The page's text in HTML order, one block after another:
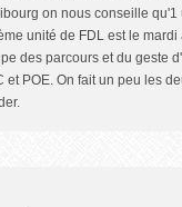
on nous conseille qu'1
unité de FDL est le
des parcours et du geste
et POE. On fait un peu les